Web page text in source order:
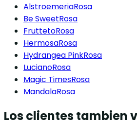
AlstroemeriaRosa
Be SweetRosa
FruttetoRosa
HermosaRosa
Hydrangea PinkRosa
LucianoRosa
Magic TimesRosa
MandalaRosa
Los clientes tambien